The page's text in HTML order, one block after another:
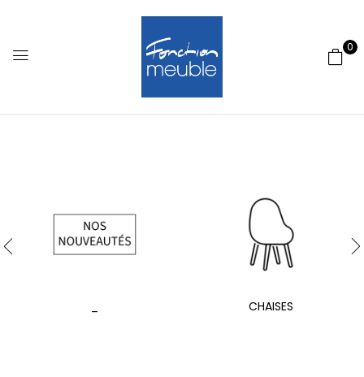
0
CHAISES